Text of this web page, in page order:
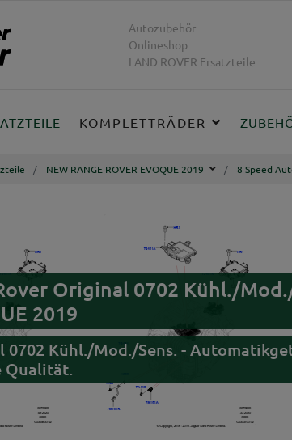
Autozubehör
Onlineshop
LAND ROVER Ersatzteile
KOMPLETTRÄDER
NEW RANGE ROVER EVOQUE 2019 8 Speed
Original 0702 Kühl./
2019
0702 Kühl./Mod./Sens. -
Qualität.